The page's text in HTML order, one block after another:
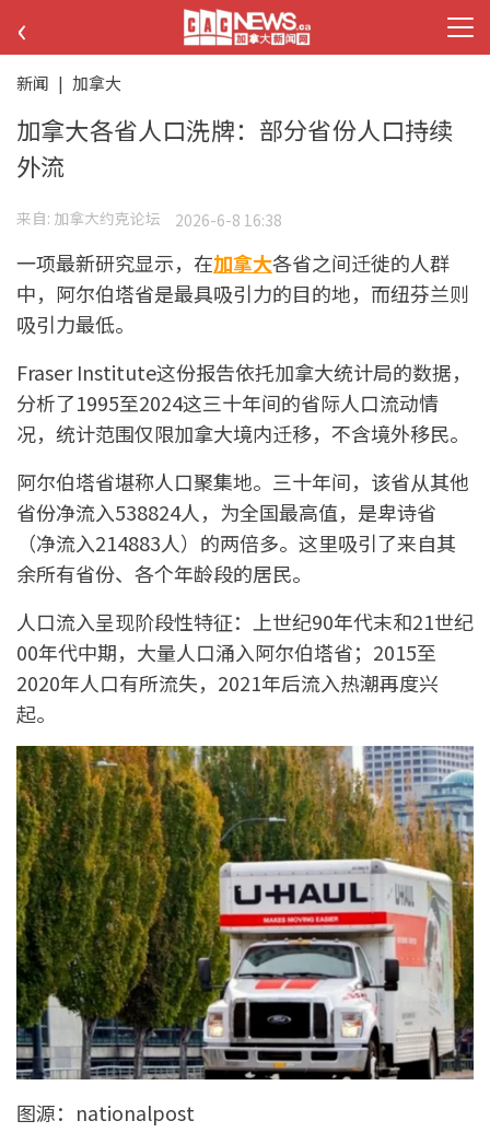
‹
新闻 | 加拿大
加拿大各省人口洗牌：部分省份人口持续
外流
来自: 加拿大约克论坛 2026-6-8 16:38
一项最新研究显示，在加拿大各省之间迁徙的人群
中，阿尔伯塔省是最具吸引力的目的地，而纽芬兰则
吸引力最低。
Fraser Institute这份报告依托加拿大统计局的数据，
分析了1995至2024这三十年间的省际人口流动情
况，统计范围仅限加拿大境内迁移，不含境外移民。
阿尔伯塔省堪称人口聚集地。三十年间，该省从其他
省份净流入538824人，为全国最高值，是卑诗省
（净流入214883人）的两倍多。这里吸引了来自其
余所有省份、各个年龄段的居民。
人口流入呈现阶段性特征：上世纪90年代末和21世纪
00年代中期，大量人口涌入阿尔伯塔省；2015至
2020年人口有所流失，2021年后流入热潮再度兴
起。
图源：nationalpost